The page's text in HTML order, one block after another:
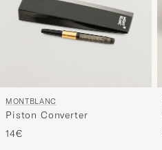
MONTBLANC
Piston Converter
14€